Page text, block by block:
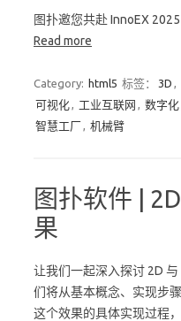
图扑邀您共赴 InnoEX
Read more
Category: html5 标签： 3D ,
可视化, 工业互联网 , 数字化
智慧工厂, 机械臂
图扑软件 |
果
让我们一起深入探讨 2D
们将从基本概念、实现步
这个效果的具体实现过程